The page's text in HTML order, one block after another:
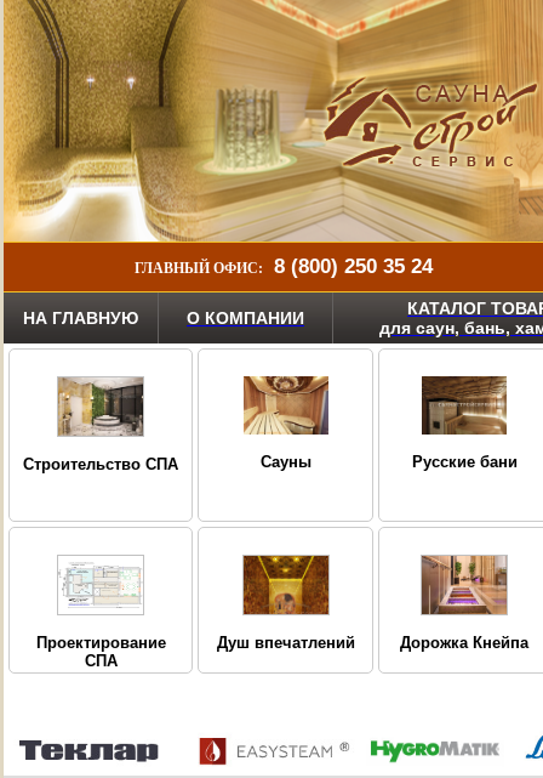
ГЛАВНЫЙ ОФИС: 8 (800) 250 35 24
НА ГЛАВНУЮ О КОМПАНИИ
КАТАЛОГ
для саун, бань,
Строительство СПА Сауны Русские бани
Проектирование
СПА
Душ впечатлений Дорожка Кнейпа